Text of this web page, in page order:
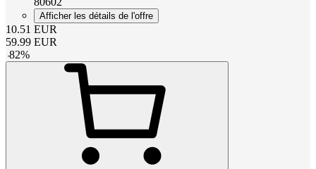
Afficher les détails de l'offre
10.51 EUR
59.99 EUR
-82%